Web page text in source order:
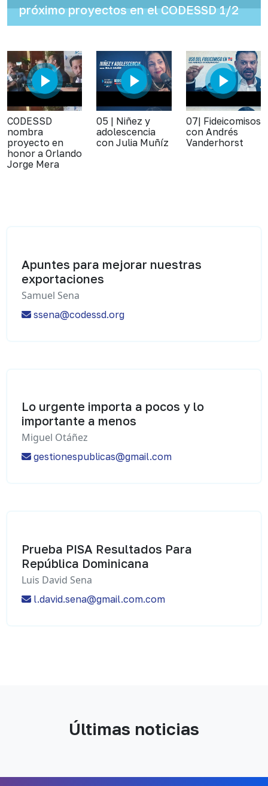
próximo proyectos en el CODESSD 1/2
CODESSD
nombra
proyecto en
honor a Orlando
Jorge Mera
05 | Niñez y
adolescencia
con Julia Muñíz
07| Fideicomisos
con Andrés
Vanderhorst
Apuntes para mejorar nuestras
exportaciones
Samuel Sena
ssena@codessd.org
Lo urgente importa a pocos y lo
importante a menos
Miguel Otáñez
gestionespublicas@gmail.com
Prueba PISA Resultados Para
República Dominicana
Luis David Sena
l.david.sena@gmail.com.com
Últimas noticias